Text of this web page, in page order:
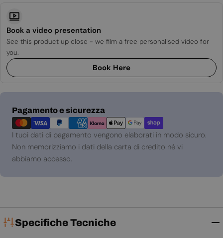
Book a video presentation
See this product up close - we film a free personalised video for
you.
Book Here
Pagamento e sicurezza
Metodi
di
pagamento
I tuoi dati di pagamento vengono elaborati in modo sicuro.
Non memorizziamo i dati della carta di credito né vi
abbiamo accesso.
Specifiche Tecniche